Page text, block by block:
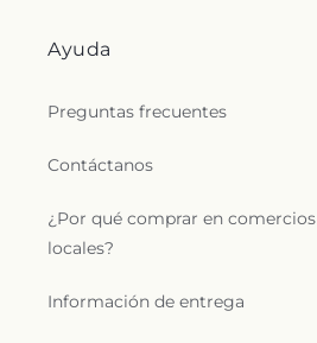
Ayuda
Preguntas frecuentes
Contáctanos
¿Por qué comprar en comercios
locales?
Información de entrega